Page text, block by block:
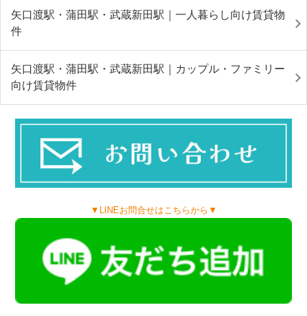
矢口渡駅・蒲田駅・武蔵新田駅｜一人暮らし向け賃貸物
件
矢口渡駅・蒲田駅・武蔵新田駅｜カップル・ファミリー
向け賃貸物件
▼LINEお問合せはこちらから▼